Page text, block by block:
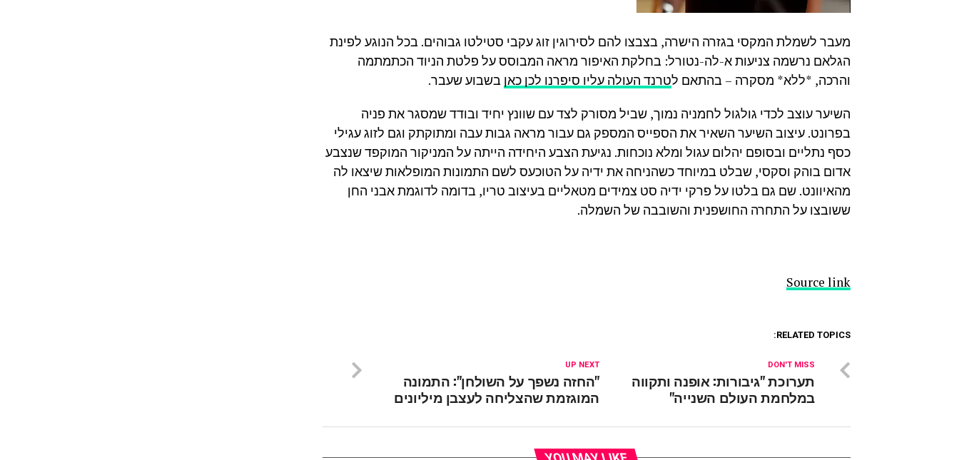
מעבר לשמלת המקסי בגזרה הישרה, בצבצו להם לסירוגין זוג עקבי סטילטו גבוהים. בכל הנוגע לפינת
הגלאם נרשמה צניעות א-לה-נטורל: בחלקת האיפור מראה המבוסס על פלטת הניוד הכתמתמה
והרכה, *ללא* מסקרה – בהתאם לטרנד העולה עליו סיפרנו לכן כאן בשבוע שעבר.
השיער עוצב לכדי גולגול לחמניה נמוך, שביל מסורק לצד עם שוונץ יחיד ובודד שמסגר את פניה
בפרונט. עיצוב השיער השאיר את הספייס המספק גם עבור מראה גבות עבה ומתוקתק וגם לזוג עגילי
כסף נתליים ובסופם יהלום עגול ומלא נוכחות. נגיעת הצבע היחידה הייתה על המניקור המוקפד שנצבע
אדום בוהק וסקסי, שבלט במיוחד כשהניחה את ידיה על הטוכעס לשם התמונות המופלאות שיצאו לה
מהאיוונט. שם גם בלטו על פרקי ידיה סט צמידים מטאליים בעיצוב טריו, בדומה לדוגמת אבני החן
ששובצו על התחרה החושפנית והשובבה של השמלה.
Source link
RELATED TOPICS:
UP NEXT
"החזה נשפך על השולחן": התמונה
המוגזמת שהצליחה לעצבן מיליונים ‎
DON'T MISS
תערוכת "גיבורות: אופנה ותקווה
במלחמת העולם השנייה"